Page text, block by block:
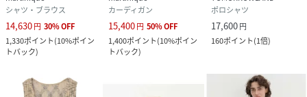
シャツ・ブラウス
14,630円 30%OFF
1,330ポイント(10%ポイン
トバック)
カーディガン
15,400円 50%OFF
1,400ポイント(10%ポイン
トバック)
ポロシャツ
17,600円
160ポイント(1倍)